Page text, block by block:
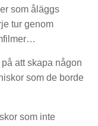
som åläggs
tur genom
att skapa någon
som de borde
som inte